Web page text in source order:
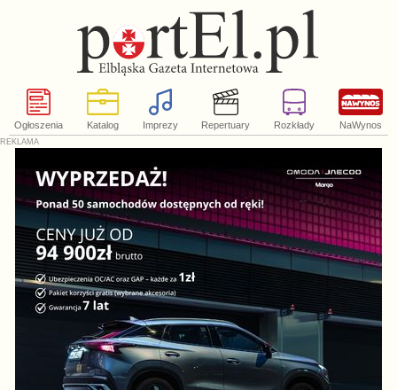
Ogłoszenia Katalog Imprezy Repertuary Rozkłady NaWynos